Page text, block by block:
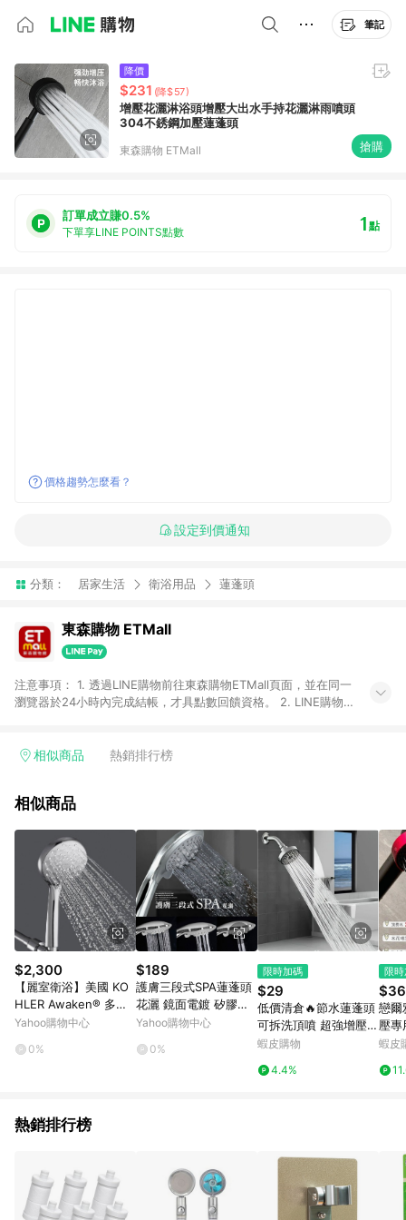
筆記
降價
$231 (降$57)
增壓花灑淋浴頭增壓大出水手持花灑淋雨噴頭
304不銹鋼加壓蓮蓬頭
東森購物 ETMall 搶購
訂單成立賺0.5%
下單享LINE POINTS點數 1點
價格趨勢怎麼看？
設定到價通知
分類： 居家生活 衛浴用品 蓮蓬頭
東森購物 ETMall
注意事項： 1. 透過LINE購物前往東森購物ETMall頁面，並在同一
瀏覽器於24小時內完成結帳，才具點數回饋資格。 2. LINE購物
單，皆不在點數回饋範圍內。 3. 如購買以下類別商品，將無法獲
球嚴選、商城、專案商品、「草莓網」全館商品。 4. 如取消訂
回饋。 5. 點數回饋會扣除所有折扣優惠後之最終發票金額計算，
實際回饋請依LINE購物通知為主。 6. 訂單如有使用東森購物
ETMall站內之折扣優惠(包含但不限於東森幣、樂透金、東森現金
券等)，不具點數回饋資格。詳細請依東森購物ETMall之結帳頁面
顯示為準。 7. LINE購物設有「單一商品最高回饋點數」機制(特
殊活動時開放「回饋無上限」)，以同一訂單中同一商品不論件數
計算，並依訂單成立時間當下LINE購物所設定的回饋機制為準。
8. LINE購物為購物資訊整合性平台，商品資料更新會有時間差，
如顯示之商品規格、顏色、價位、贈品與東森購物ETMall銷售網
頁不符，以銷售網頁標示為準。 9. 若有贈點爭議，請務必於訂單
日期+180天以內至LINE購物客服洽詢；若超過180天(含)以上進
行申訴，恕無法贈點回饋。 10. 部分點數紅包僅限指定商品使
用，或不適用於無回饋商品。各點數紅包之適用商品與使用條件
相似商品 熱銷排行榜
相似商品
$2,300
【麗室衛浴】美國 KO
HLER Awaken® 多功
能手持蓮蓬-流線型
Yahoo購物中心
0%
$189
護膚三段式SPA蓮蓬頭
花灑 鏡面電鍍 矽膠出
水孔 按摩水柱花灑-輕
Yahoo購物中心
0%
限時加碼
$29
低價清倉🔥節水蓮蓬頭
可拆洗頂噴 超強增壓大
頂噴 頂噴頭 賓館酒店
增壓蓮蓬頭 老式小淋浴
蝦皮購物
4.4%
限
戀爾
壓專
通用
蝦皮
熱銷排行榜